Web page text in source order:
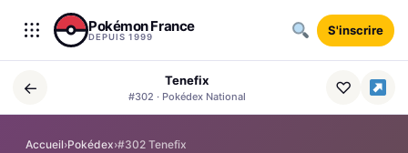
Aller au contenu
Pokémon France
DEPUIS 1999 S'inscrire
← Tenefix
#302 · Pokédex National ♡
Accueil›Pokédex›#302 Tenefix